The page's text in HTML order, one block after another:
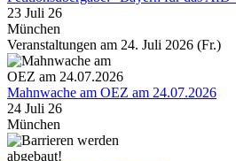
23 Juli 26
München
Veranstaltungen am 24. Juli 2026 (Fr.)
Mahnwache am OEZ am 24.07.2026
24 Juli 26
München